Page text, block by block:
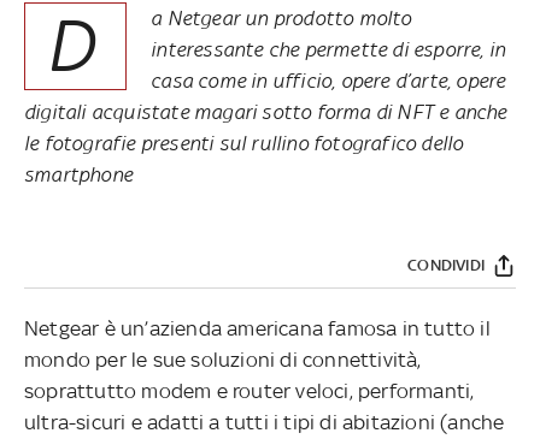
D
a Netgear un prodotto molto
interessante che permette di esporre, in
casa come in ufficio, opere d’arte, opere
digitali acquistate magari sotto forma di NFT e anche
le fotografie presenti sul rullino fotografico dello
smartphone
CONDIVIDI
Netgear è un’azienda americana famosa in tutto il
mondo per le sue soluzioni di connettività,
soprattutto modem e router veloci, performanti,
ultra-sicuri e adatti a tutti i tipi di abitazioni (anche